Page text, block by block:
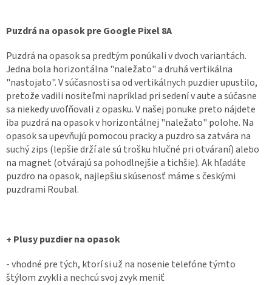
Puzdrá na opasok pre Google Pixel 8A
Puzdrá na opasok sa predtým ponúkali v dvoch variantách.
Jedna bola horizontálna "naležato" a druhá vertikálna
"nastojato". V súčasnosti sa od vertikálnych puzdier upustilo,
pretože vadili nositeľmi napríklad pri sedení v aute a súčasne
sa niekedy uvoľňovali z opasku. V našej ponuke preto nájdete
iba puzdrá na opasok v horizontálnej "naležato" polohe. Na
opasok sa upevňujú pomocou pracky a puzdro sa zatvára na
suchý zips (lepšie drží ale sú trošku hlučné pri otváraní) alebo
na magnet (otvárajú sa pohodlnejšie a tichšie). Ak hľadáte
puzdro na opasok, najlepšiu skúsenosť máme s českými
puzdrami Roubal.
+ Plusy puzdier na opasok
- vhodné pre tých, ktorí si už na nosenie telefóne týmto
štýlom zvykli a nechcú svoj zvyk meniť